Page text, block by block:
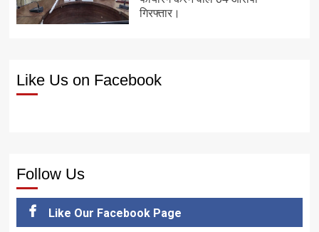
गिरफ्तार।
Like Us on Facebook
Follow Us
Like Our Facebook Page